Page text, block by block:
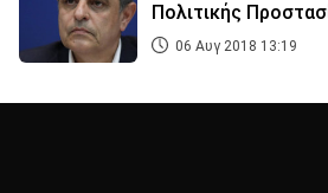
Πολιτικής
06 Αυγ 2018 13:19